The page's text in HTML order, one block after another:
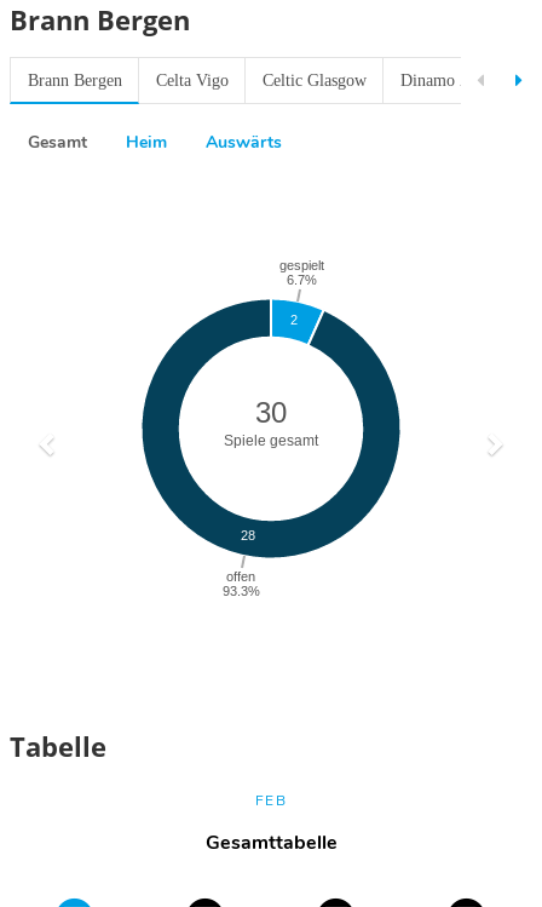
Brann Bergen
Brann Bergen Celta Vigo Celtic Glasgow Dinamo Zagreb
Gesamt Heim Auswärts
Tabelle
FEB
Gesamttabelle